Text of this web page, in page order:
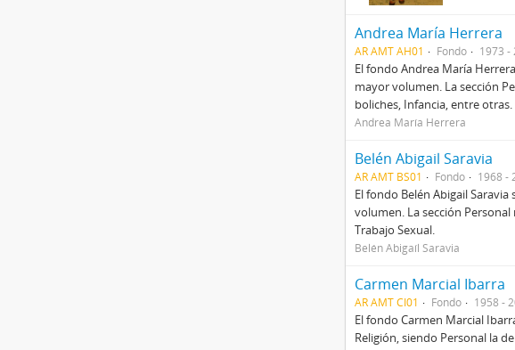
Andrea María Herrera
AR AMT AH01 Fondo 1973 -
El fondo Andrea María
mayor volumen. La sección
boliches, Infancia, entre otras.
Andrea María Herrera
Belén Abigail Saravia
AR AMT BS01 Fondo 1968 -
El fondo Belén Abigail
volumen. La sección
Trabajo Sexual.
Belén Abigaíl Saravia
Carmen Marcial Ibarra
AR AMT CI01 Fondo 1958 -
El fondo Carmen Marcial
Religión, siendo Personal la